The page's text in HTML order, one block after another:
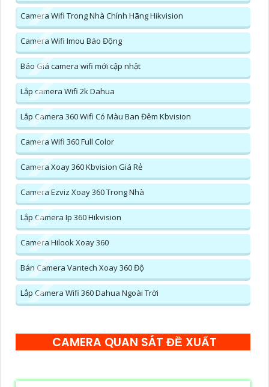
Camera Wifi Trong Nhà Chính Hãng Hikvision
Camera Wifi Imou Báo Động
Báo Giá camera wifi mới cập nhật
Lắp camera Wifi 2k Dahua
Lắp Camera 360 Wifi Có Màu Ban Đêm Kbvision
Camera Wifi 360 Full Color
Camera Xoay 360 Kbvision Giá Rẻ
Camera Ezviz Xoay 360 Trong Nhà
Lắp Camera Ip 360 Hikvision
Camera Hilook Xoay 360
Bán Camera Vantech Xoay 360 Độ
Lắp Camera Wifi 360 Dahua Ngoài Trời
CAMERA QUAN SÁT ĐỀ XUẤT